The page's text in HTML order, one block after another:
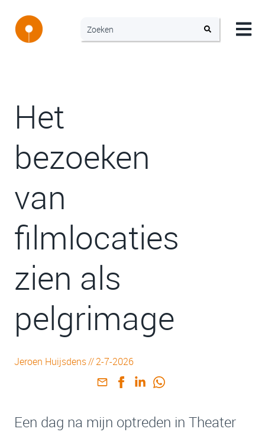
Het
bezoeken
van
filmlocaties
zien als
pelgrimage
Jeroen Huijsdens//2-7-2026
Een dag na mijn optreden in Theater